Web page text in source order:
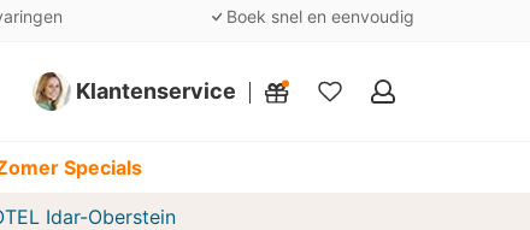
Boek snel en eenvoudig
Klantenservice
Mijn
Specials
Idar-Oberstein